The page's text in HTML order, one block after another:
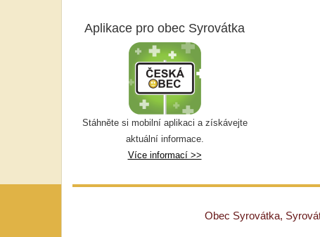
Aplikace pro obec Syrovátka
Stáhněte si mobilní aplikaci a získávejte
aktuální informace.
Více informací >>
Obec Syrovátka,